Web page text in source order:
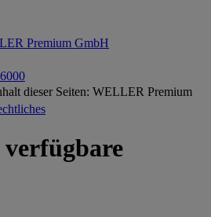
Premium GmbH
dieser Seiten: WELLER Premium